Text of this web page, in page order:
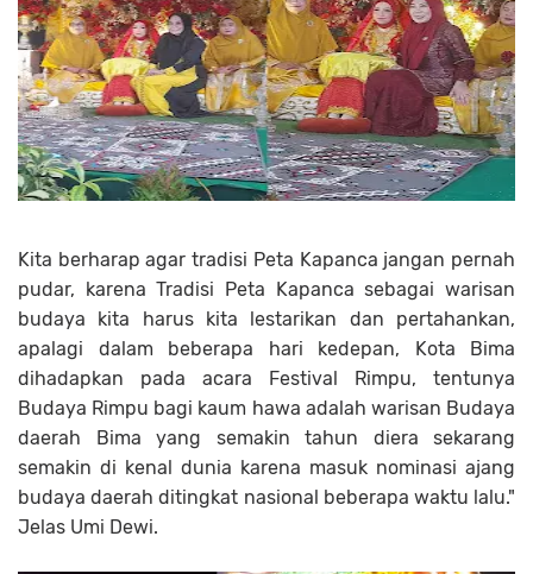
Kita berharap agar tradisi Peta Kapanca jangan pernah
pudar, karena Tradisi Peta Kapanca sebagai warisan
budaya kita harus kita lestarikan dan pertahankan,
apalagi dalam beberapa hari kedepan, Kota Bima
dihadapkan pada acara Festival Rimpu, tentunya
Budaya Rimpu bagi kaum hawa adalah warisan Budaya
daerah Bima yang semakin tahun diera sekarang
semakin di kenal dunia karena masuk nominasi ajang
budaya daerah ditingkat nasional beberapa waktu lalu."
Jelas Umi Dewi.